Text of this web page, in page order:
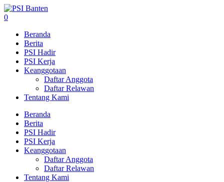
0
Beranda
Berita
PSI Hadir
PSI Kerja
Keanggotaan
Daftar Anggota
Daftar Relawan
Tentang Kami
Beranda
Berita
PSI Hadir
PSI Kerja
Keanggotaan
Daftar Anggota
Daftar Relawan
Tentang Kami